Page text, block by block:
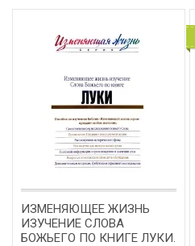
ИЗМЕНЯЮЩЕЕ ЖИЗНЬ
ИЗУЧЕНИЕ СЛОВА
БОЖЬЕГО ПО КНИГЕ ЛУКИ.